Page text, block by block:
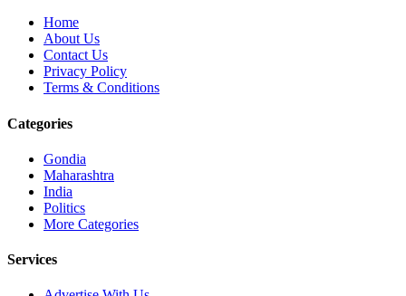
Home
About Us
Contact Us
Privacy Policy
Terms & Conditions
Categories
Gondia
Maharashtra
India
Politics
More Categories
Services